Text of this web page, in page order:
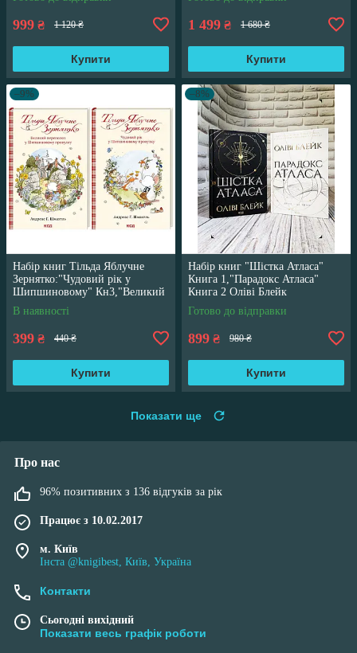
999 ₴ 1 120 ₴
Купити
1 499 ₴ 1 680 ₴
Купити
–9%
Набір книг Тільда Яблучне
Зернятко:"Чудовий рік у
Шипшиновому" Кн3,"Великий
переполох" Кн 4
В наявності
399 ₴ 440 ₴
Купити
–8%
Набір книг "Шістка Атласа"
Книга 1,"Парадокс Атласа"
Книга 2 Оліві Блейк
Готово до відправки
899 ₴ 980 ₴
Купити
Показати ще
Про нас
96% позитивних з 136 відгуків за рік
Працює з 10.02.2017
м. Київ
Інста @knigibest, Київ, Україна
Контакти
Сьогодні вихідний
Показати весь графік роботи